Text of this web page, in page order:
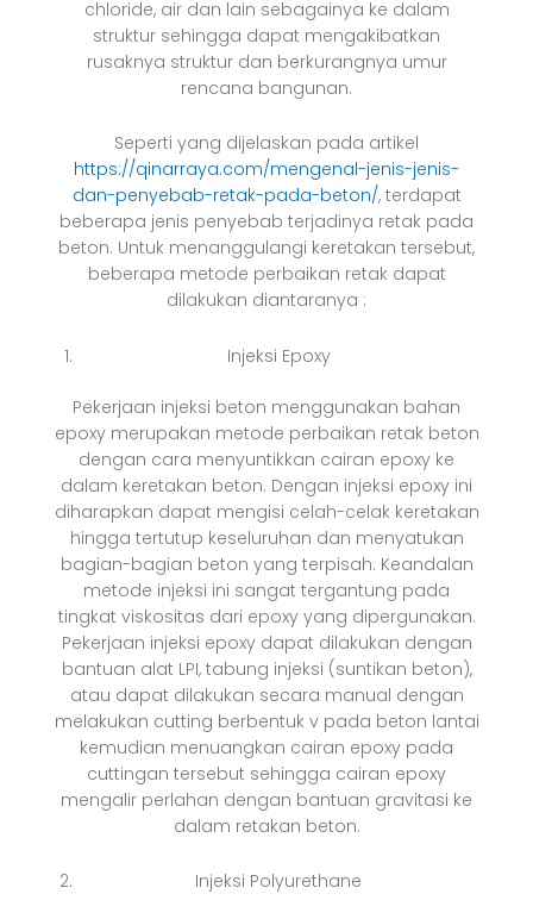
chloride, air dan lain sebagainya ke dalam
struktur sehingga dapat mengakibatkan
rusaknya struktur dan berkurangnya umur
rencana bangunan.
Seperti yang dijelaskan pada artikel
https://qinarraya.com/mengenal-jenis-jenis-
dan-penyebab-retak-pada-beton/, terdapat
beberapa jenis penyebab terjadinya retak pada
beton. Untuk menanggulangi keretakan tersebut,
beberapa metode perbaikan retak dapat
dilakukan diantaranya :
Injeksi Epoxy
Pekerjaan injeksi beton menggunakan bahan
epoxy merupakan metode perbaikan retak beton
dengan cara menyuntikkan cairan epoxy ke
dalam keretakan beton. Dengan injeksi epoxy ini
diharapkan dapat mengisi celah-celak keretakan
hingga tertutup keseluruhan dan menyatukan
bagian-bagian beton yang terpisah. Keandalan
metode injeksi ini sangat tergantung pada
tingkat viskositas dari epoxy yang dipergunakan.
Pekerjaan injeksi epoxy dapat dilakukan dengan
bantuan alat LPI, tabung injeksi (suntikan beton),
atau dapat dilakukan secara manual dengan
melakukan cutting berbentuk v pada beton lantai
kemudian menuangkan cairan epoxy pada
cuttingan tersebut sehingga cairan epoxy
mengalir perlahan dengan bantuan gravitasi ke
dalam retakan beton.
Injeksi Polyurethane